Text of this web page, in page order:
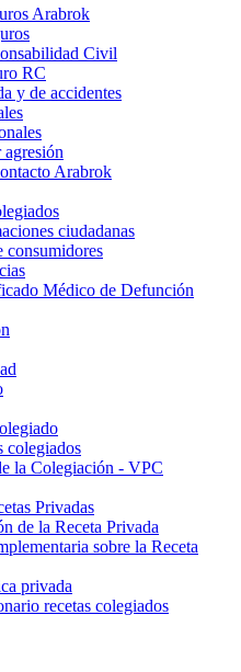
Arabrok
Civil
RC
y de accidentes
Arabrok
ciudadanas
consumidores
Médico de Defunción
colegiados
la Colegiación - VPC
Privadas
de la Receta Privada
sobre la Receta
privada
recetas colegiados